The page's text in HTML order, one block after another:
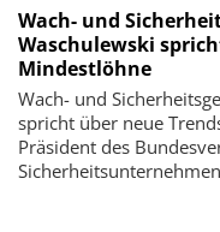
Wach- und
Waschulewski
Mindestlöhne
Wach- und
spricht über neue
Präsident des